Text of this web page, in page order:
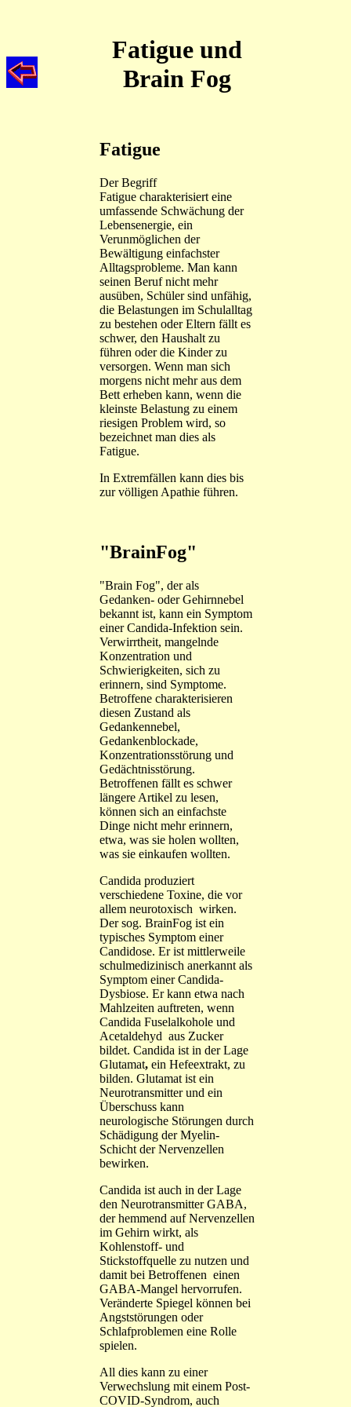
Fatigue und
Brain Fog
Fatigue
Der Begriff
Fatigue charakterisiert eine
umfassende Schwächung der
Lebensenergie, ein
Verunmöglichen der
Bewältigung einfachster
Alltagsprobleme. Man kann
seinen Beruf nicht mehr
ausüben, Schüler sind unfähig,
die Belastungen im Schulalltag
zu bestehen oder Eltern fällt es
schwer, den Haushalt zu
führen oder die Kinder zu
versorgen. Wenn man sich
morgens nicht mehr aus dem
Bett erheben kann, wenn die
kleinste Belastung zu einem
riesigen Problem wird, so
bezeichnet man dies als
Fatigue.
In Extremfällen kann dies bis
zur völligen Apathie führen.
"BrainFog"
"Brain Fog", der als
Gedanken- oder Gehirnnebel
bekannt ist, kann ein Symptom
einer Candida-Infektion sein.
Verwirrtheit, mangelnde
Konzentration und
Schwierigkeiten, sich zu
erinnern, sind Symptome.
Betroffene charakterisieren
diesen Zustand als
Gedankennebel,
Gedankenblockade,
Konzentrationsstörung und
Gedächtnisstörung.
Betroffenen fällt es schwer
längere Artikel zu lesen,
können sich an einfachste
Dinge nicht mehr erinnern,
etwa, was sie holen wollten,
was sie einkaufen wollten.
Candida produziert
verschiedene Toxine, die vor
allem neurotoxisch wirken.
Der sog. BrainFog ist ein
typisches Symptom einer
Candidose. Er ist mittlerweile
schulmedizinisch anerkannt als
Symptom einer Candida-
Dysbiose. Er kann etwa nach
Mahlzeiten auftreten, wenn
Candida Fuselalkohole und
Acetaldehyd aus Zucker
bildet. Candida ist in der Lage
Glutamat, ein Hefeextrakt, zu
bilden. Glutamat ist ein
Neurotransmitter und ein
Überschuss kann
neurologische Störungen durch
Schädigung der Myelin-
Schicht der Nervenzellen
bewirken.
Candida ist auch in der Lage
den Neurotransmitter GABA,
der hemmend auf Nervenzellen
im Gehirn wirkt, als
Kohlenstoff- und
Stickstoffquelle zu nutzen und
damit bei Betroffenen einen
GABA-Mangel hervorrufen.
Veränderte Spiegel können bei
Angststörungen oder
Schlafproblemen eine Rolle
spielen.
All dies kann zu einer
Verwechslung mit einem Post-
COVID-Syndrom, auch